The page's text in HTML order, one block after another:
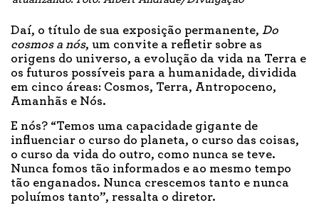
Daí, o título de sua exposição permanente, Do
cosmos a nós, um convite a refletir sobre as
origens do universo, a evolução da vida na Terra e
os futuros possíveis para a humanidade, dividida
em cinco áreas: Cosmos, Terra, Antropoceno,
Amanhãs e Nós.
E nós? “Temos uma capacidade gigante de
influenciar o curso do planeta, o curso das coisas,
o curso da vida do outro, como nunca se teve.
Nunca fomos tão informados e ao mesmo tempo
tão enganados. Nunca crescemos tanto e nunca
poluímos tanto”, ressalta o diretor.